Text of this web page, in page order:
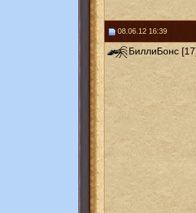
08.06.12 16:39
БиллиБонс